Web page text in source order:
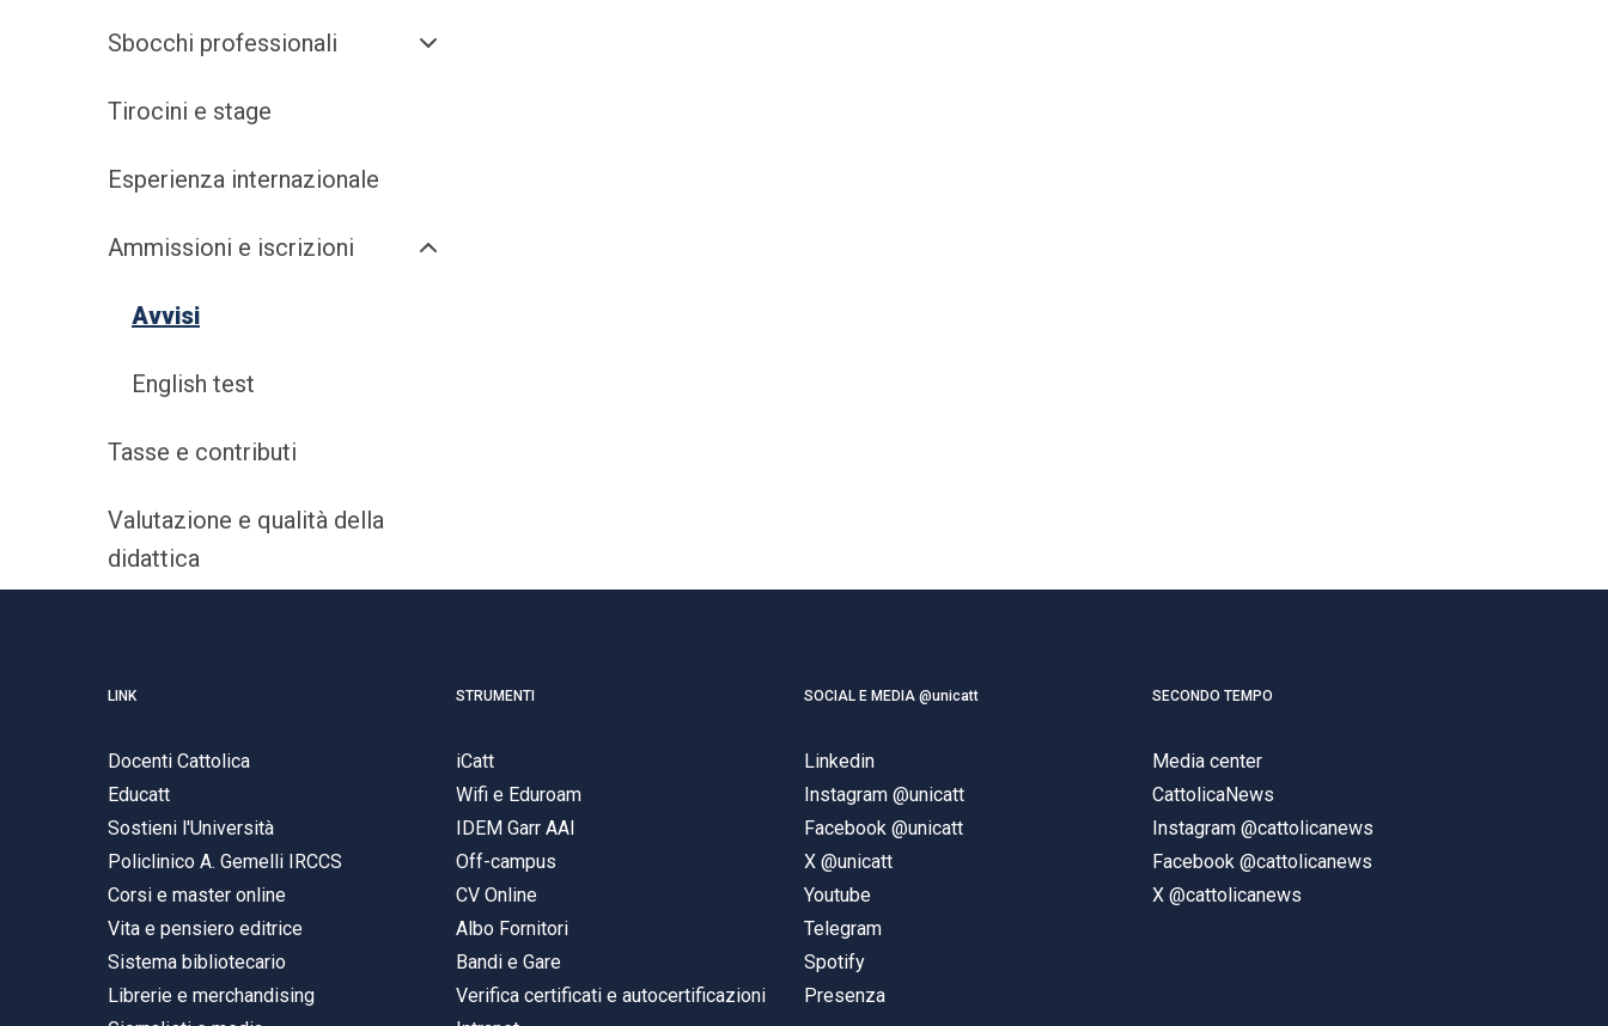
Sbocchi professionali
Tirocini e stage
Esperienza internazionale
Ammissioni e iscrizioni
Avvisi
English test
Tasse e contributi
Valutazione e qualità della
didattica
LINK
Docenti Cattolica
Educatt
Sostieni l'Università
Policlinico A. Gemelli IRCCS
Corsi e master online
Vita e pensiero editrice
Sistema bibliotecario
Librerie e merchandising
STRUMENTI
iCatt
Wifi e Eduroam
IDEM Garr AAI
Off-campus
CV Online
Albo Fornitori
Bandi e Gare
Verifica certificati e autocertificazioni
SOCIAL E MEDIA @unicatt
Linkedin
Instagram @unicatt
Facebook @unicatt
X @unicatt
Youtube
Telegram
Spotify
Presenza
SECONDO TEMPO
Media center
CattolicaNews
Instagram @cattolicanews
Facebook @cattolicanews
X @cattolicanews